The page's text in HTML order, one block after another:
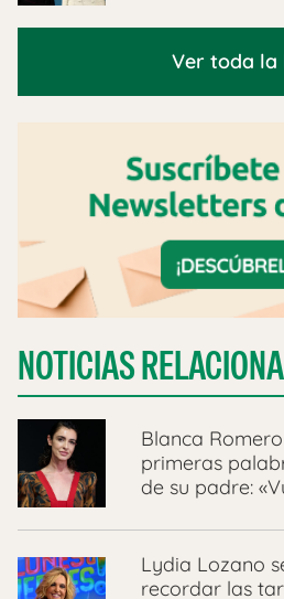
Ver toda la
NOTICIAS
Blanca
primeras
de su padre:
Lydia Lozano
recordar las